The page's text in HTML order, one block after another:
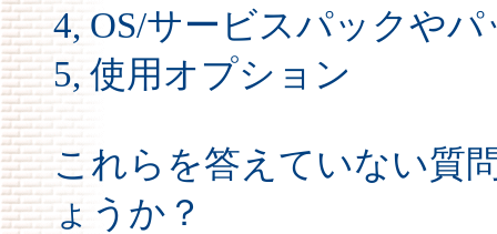
4, OS/サービスパックや
5, 使用オプション
これらを答えていない質
ょうか？